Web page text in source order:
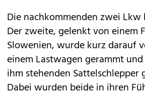
Die nachkommenden zwei Lkw
Der zweite, gelenkt von einem
Slowenien, wurde kurz darauf
einem Lastwagen gerammt
ihm stehenden Sattelschlepper
Dabei wurden beide in ihren